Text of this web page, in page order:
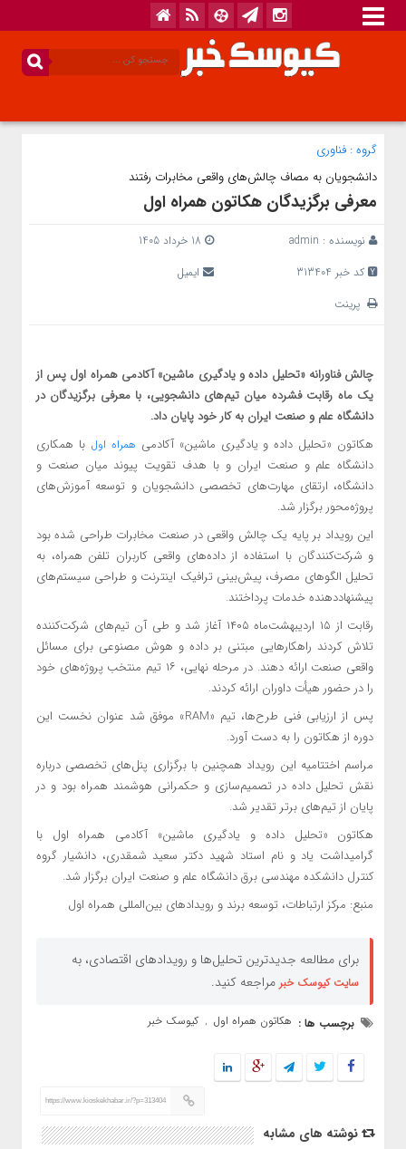
گروه : فناوری
دانشجویان به مصاف چالش‌های واقعی مخابرات رفتند
معرفی برگزیدگان هکاتون همراه اول
نویسنده : admin
کد خبر 313404
ایمیل
پرینت
چالش فناورانه «تحلیل داده و یادگیری ماشین» آکادمی همراه اول پس از
یک ماه رقابت فشرده میان تیم‌های دانشجویی، با معرفی برگزیدگان در
دانشگاه علم و صنعت ایران به کار خود پایان داد.
هکاتون «تحلیل داده و یادگیری ماشین» آکادمی همراه اول با همکاری
دانشگاه علم و صنعت ایران و با هدف تقویت پیوند میان صنعت و
دانشگاه، ارتقای مهارت‌های تخصصی دانشجویان و توسعه آموزش‌های
پروژه‌محور برگزار شد.
این رویداد بر پایه یک چالش واقعی در صنعت مخابرات طراحی شده بود
و شرکت‌کنندگان با استفاده از داده‌های واقعی کاربران تلفن همراه، به
تحلیل الگوهای مصرف، پیش‌بینی ترافیک اینترنت و طراحی سیستم‌های
پیشنهاددهنده خدمات پرداختند.
رقابت از ۱۵ اردیبهشت‌ماه ۱۴۰۵ آغاز شد و طی آن تیم‌های شرکت‌کننده
تلاش کردند راهکارهایی مبتنی بر داده و هوش مصنوعی برای مسائل
واقعی صنعت ارائه دهند. در مرحله نهایی، ۱۶ تیم منتخب پروژه‌های خود
را در حضور هیأت داوران ارائه کردند.
پس از ارزیابی فنی طرح‌ها، تیم «RAM» موفق شد عنوان نخست این
دوره از هکاتون را به دست آورد.
مراسم اختتامیه این رویداد همچنین با برگزاری پنل‌های تخصصی درباره
نقش تحلیل داده در تصمیم‌سازی و حکمرانی هوشمند همراه بود و در
پایان از تیم‌های برتر تقدیر شد.
هکاتون «تحلیل داده و یادگیری ماشین» آکادمی همراه اول با
گرامیداشت یاد و نام استاد شهید دکتر سعید شمقدری، دانشیار گروه
کنترل دانشکده مهندسی برق دانشگاه علم و صنعت ایران برگزار شد.
منبع: مرکز ارتباطات، توسعه برند و رویدادهای بین‌المللی همراه اول
برای مطالعه جدیدترین تحلیل‌ها و رویدادهای اقتصادی، به
سایت کیوسک خبر مراجعه کنید.
برچسب ها : هکاتون همراه اول , کیوسک خبر
https://www.kioskekhabar.ir/?p=313404
نوشته های مشابه